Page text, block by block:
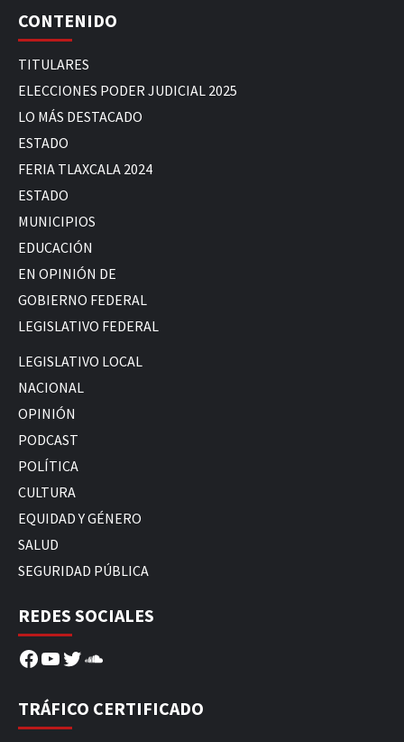
CONTENIDO
TITULARES
ELECCIONES PODER JUDICIAL 2025
LO MÁS DESTACADO
ESTADO
FERIA TLAXCALA 2024
ESTADO
MUNICIPIOS
EDUCACIÓN
EN OPINIÓN DE
GOBIERNO FEDERAL
LEGISLATIVO FEDERAL
LEGISLATIVO LOCAL
NACIONAL
OPINIÓN
PODCAST
POLÍTICA
CULTURA
EQUIDAD Y GÉNERO
SALUD
SEGURIDAD PÚBLICA
REDES SOCIALES
Facebook
YouTube
Twitter
SoundCloud
TRÁFICO CERTIFICADO